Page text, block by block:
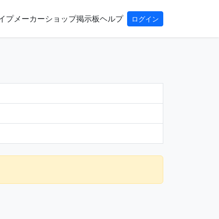
プメーカーショップ掲示板ヘルプ ログイン